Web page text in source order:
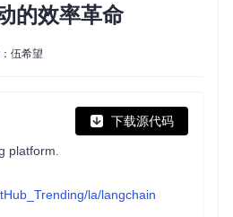
的效率革命
伍希望
下载源代码
platform.
la/langchain